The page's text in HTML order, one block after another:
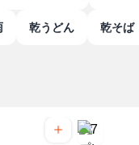
乾うどん 乾そば